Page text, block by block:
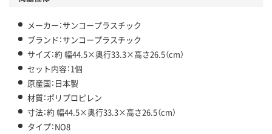
メーカー：サンコープラスチック
ブランド：サンコープラスチック
サイズ：約 幅44.5×奥行33.3×高さ26.5（cm）
セット内容：1個
原産国：日本製
材質：ポリプロピレン
寸法：約 幅44.5×奥行33.3×高さ26.5（cm）
タイプ：NO8